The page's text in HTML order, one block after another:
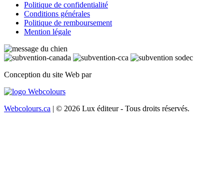
Politique de confidentialité
Conditions générales
Politique de remboursement
Mention légale
Conception du site Web par
Webcolours.ca | © 2026 Lux éditeur - Tous droits réservés.